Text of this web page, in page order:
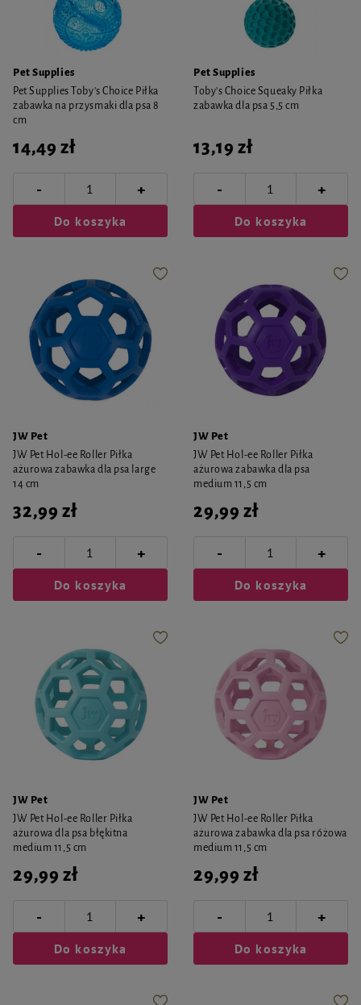
Pet Supplies
Pet Supplies Toby's Choice Piłka
zabawka na przysmaki dla psa 8
cm
14,49 zł
- +
Do koszyka
Pet Supplies
Toby's Choice Squeaky Piłka
zabawka dla psa 5,5 cm
13,19 zł
- +
Do koszyka
JW Pet
JW Pet Hol-ee Roller Piłka
ażurowa zabawka dla psa large
14 cm
32,99 zł
- +
Do koszyka
JW Pet
JW Pet Hol-ee Roller Piłka
ażurowa zabawka dla psa
medium 11,5 cm
29,99 zł
- +
Do koszyka
JW Pet
JW Pet Hol-ee Roller Piłka
ażurowa dla psa błękitna
medium 11,5 cm
29,99 zł
- +
Do koszyka
JW Pet
JW Pet Hol-ee Roller Piłka
ażurowa zabawka dla psa różowa
medium 11,5 cm
29,99 zł
- +
Do koszyka